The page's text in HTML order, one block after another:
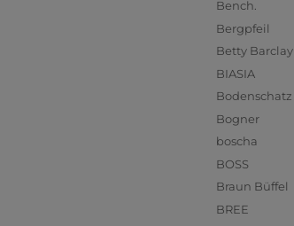
Bench.
Bergpfeil
Betty Barclay
BIASIA
Bodenschatz
Bogner
boscha
BOSS
Braun Büffel
BREE